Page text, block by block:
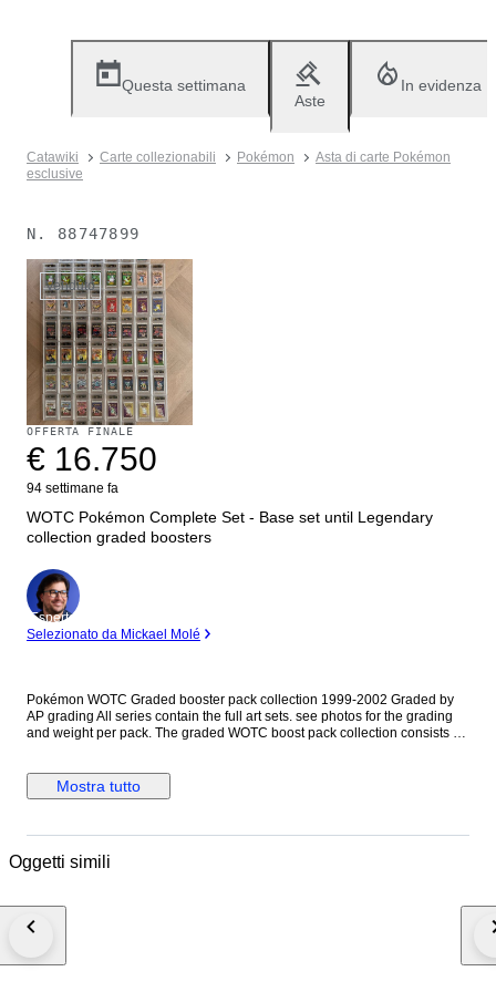
Questa settimana
Aste
In evidenza
Catawiki Carte collezionabili Pokémon
Asta di carte Pokémon
esclusive
N. 88747899
Venduto
OFFERTA FINALE
€ 16.750
94 settimane fa
WOTC Pokémon Complete Set - Base set until Legendary
collection graded boosters
Esperto
Selezionato da Mickael Molé
Pokémon WOTC Graded booster pack collection 1999-2002 Graded by
AP grading All series contain the full art sets. see photos for the grading
and weight per pack. The graded WOTC boost pack collection consists of
Unlimited fossil set - Base set 2 - 1ste Edition Team rocket - Unlimited
Team rocket - 1st Edition Gym heroes - 1st Edition Gym Challenge - 1st
Revelation - 1st Edition Neo Destiny - Legendary Collection
Mostra tutto
Oggetti simili